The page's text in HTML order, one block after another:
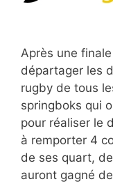
Après une
départager les
rugby de tous
springboks qui
pour réaliser le
à remporter 4
de ses quart,
auront gagné